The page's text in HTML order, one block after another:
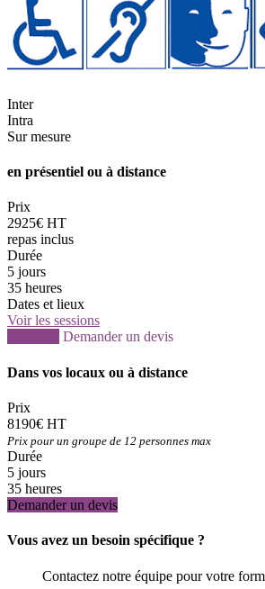
Inter
Intra
Sur mesure
en présentiel ou à distance
Prix
2925€ HT
repas inclus
Durée
5 jours
35 heures
Dates et lieux
Voir les sessions
Demander un devis
Dans vos locaux ou à distance
Prix
8190€ HT
Prix pour un groupe de 12 personnes max
Durée
5 jours
35 heures
Demander un devis
Vous avez un besoin spécifique ?
Contactez notre équipe pour votre